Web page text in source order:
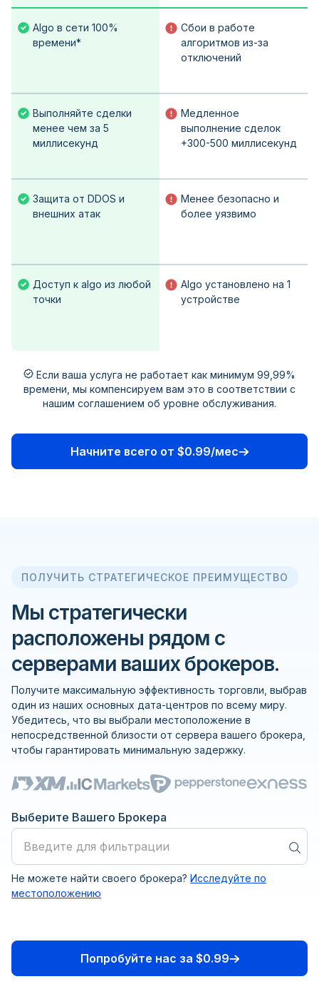
Algo в сети 100%
времени*
Выполняйте сделки
менее чем за 5
миллисекунд
Защита от DDOS и
внешних атак
Доступ к algo из любой
точки
Сбои в работе
алгоритмов из-за
отключений
Медленное
выполнение сделок
+300-500 миллисекунд
Менее безопасно и
более уязвимо
Algo установлено на 1
устройстве
Если ваша услуга не работает как минимум 99,99%
времени, мы компенсируем вам это в соответствии с
нашим соглашением об уровне обслуживания.
Начните всего от $0.99/мес
ПОЛУЧИТЬ СТРАТЕГИЧЕСКОЕ ПРЕИМУЩЕСТВО
Мы стратегически
расположены рядом с
серверами ваших брокеров.
Получите максимальную эффективность торговли, выбрав
один из наших основных дата-центров по всему миру.
Убедитесь, что вы выбрали местоположение в
непосредственной близости от сервера вашего брокера,
чтобы гарантировать минимальную задержку.
Выберите Вашего Брокера
Admiral Markets
Не можете найти своего брокера? Исследуйте по
местоположению
Попробуйте нас за $0.99